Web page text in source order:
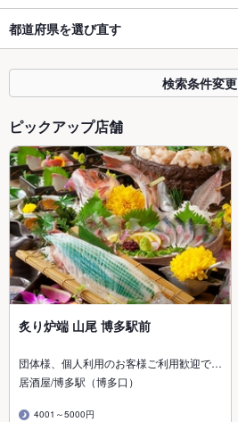
都道府県を選び直す
検索条件変更
ピックアップ店舗
炙り炉端 山尾 博多駅前
団体様、個人利用のお客様ご利用歓迎で…
居酒屋/博多駅（博多口）
4001～5000円